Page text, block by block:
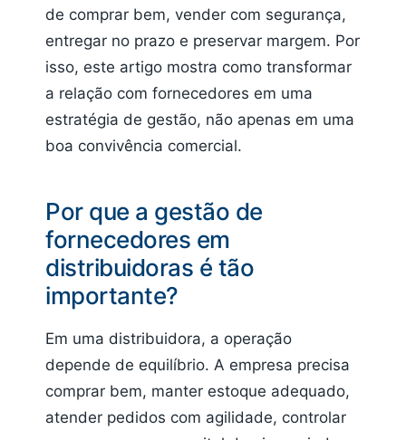
de comprar bem, vender com segurança,
entregar no prazo e preservar margem. Por
isso, este artigo mostra como transformar
a relação com fornecedores em uma
estratégia de gestão, não apenas em uma
boa convivência comercial.
Por que a gestão de
fornecedores em
distribuidoras é tão
importante?
Em uma distribuidora, a operação
depende de equilíbrio. A empresa precisa
comprar bem, manter estoque adequado,
atender pedidos com agilidade, controlar